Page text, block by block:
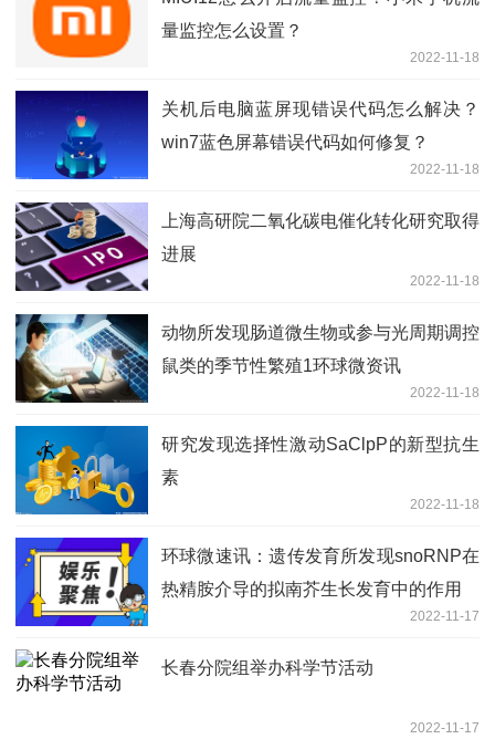
量监控怎么设置？
2022-11-18
关机后电脑蓝屏现错误代码怎么解决？
win7蓝色屏幕错误代码如何修复？
2022-11-18
上海高研院二氧化碳电催化转化研究取得
进展
2022-11-18
动物所发现肠道微生物或参与光周期调控
鼠类的季节性繁殖1环球微资讯
2022-11-18
研究发现选择性激动SaClpP的新型抗生
素
2022-11-18
环球微速讯：遗传发育所发现snoRNP在
热精胺介导的拟南芥生长发育中的作用
2022-11-17
长春分院组举办科学节活动
2022-11-17